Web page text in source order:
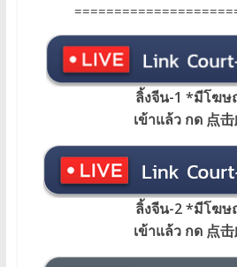
ลิ้งจีน-1 *มีโฆ
เข้าแล้ว กด 点
ลิ้งจีน-2 *มีโฆ
เข้าแล้ว กด 点